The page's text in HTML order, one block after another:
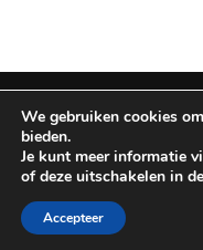
Copyright © 2025
policy
We gebruiken cookies
bieden.
Je kunt meer informatie
of deze uitschakelen in de
Accepteer